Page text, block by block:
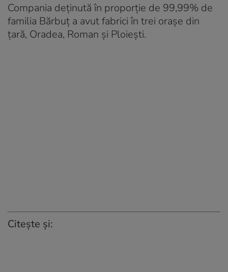
Compania deținută în proporție de 99,99% de
familia Bărbuț a avut fabrici în trei orașe din
țară, Oradea, Roman și Ploiești.
Citește și: